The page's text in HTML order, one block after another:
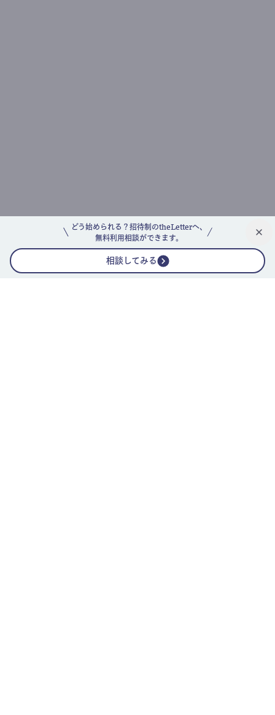
どう始められる？招待制のtheLetterへ、
無料利用相談ができます。
相談してみる